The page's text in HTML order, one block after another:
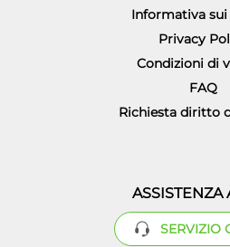
Informativa sui
Privacy
Condizioni di
FAQ
Richiesta diritto
ASSISTENZA
SERVIZIO